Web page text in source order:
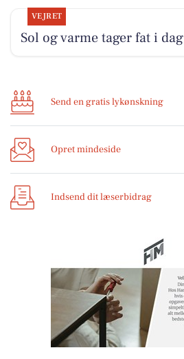
VEJRET
Sol og varme tager fat i dag
Send en gratis lykønskning
Opret mindeside
Indsend dit læserbidrag